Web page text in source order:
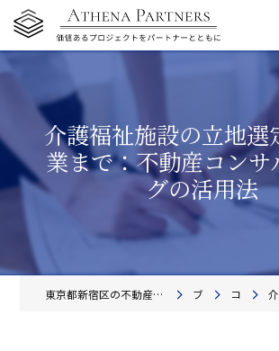
介護福祉施設の立地選
業まで：不動産コンサ
グの活用法
東京都新宿区の不動産コンサルティングならアテナ・パートナーズ株式会社 ブログ コラム 介護